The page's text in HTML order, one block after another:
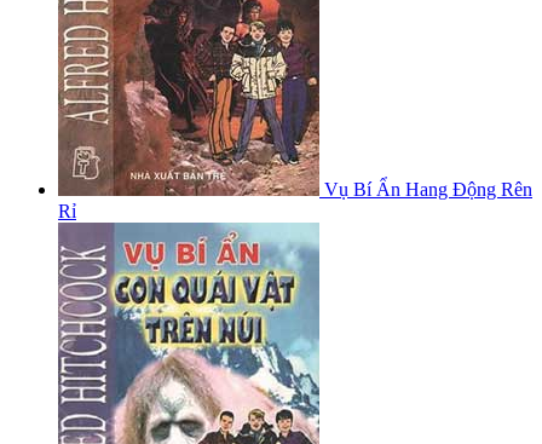
Vụ Bí Ẩn Hang Động Rên
Rỉ